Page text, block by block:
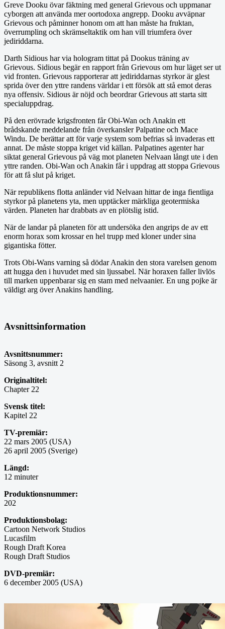
Greve Dooku övar fäktning med general Grievous och uppmanar
cyborgen att använda mer oortodoxa angrepp. Dooku avväpnar
Grievous och påminner honom om att han måste ha fruktan,
överrumpling och skrämseltaktik om han vill triumfera över
jediriddarna.
Darth Sidious har via hologram tittat på Dookus träning av
Grievous. Sidious begär en rapport från Grievous om hur läget ser ut
vid fronten. Grievous rapporterar att jediriddarnas styrkor är glest
sprida över den yttre randens världar i ett försök att stå emot deras
nya offensiv. Sidious är nöjd och beordrar Grievous att starta sitt
specialuppdrag.
På den erövrade krigsfronten får Obi-Wan och Anakin ett
brådskande meddelande från överkansler Palpatine och Mace
Windu. De berättar att för varje system som befrias så invaderas ett
annat. De måste stoppa kriget vid källan. Palpatines agenter har
siktat general Grievous på väg mot planeten Nelvaan långt ute i den
yttre randen. Obi-Wan och Anakin får i uppdrag att stoppa Grievous
för att få slut på kriget.
När republikens flotta anländer vid Nelvaan hittar de inga fientliga
styrkor på planetens yta, men upptäcker märkliga geotermiska
värden. Planeten har drabbats av en plötslig istid.
När de landar på planeten för att undersöka den angrips de av ett
enorm horax som krossar en hel trupp med kloner under sina
gigantiska fötter.
Trots Obi-Wans varning så dödar Anakin den stora varelsen genom
att hugga den i huvudet med sin ljussabel. När horaxen faller livlös
till marken uppenbarar sig en stam med nelvaanier. En ung pojke är
väldigt arg över Anakins handling.
Avsnittsinformation
Avsnittsnummer:
Säsong 3, avsnitt 2
Originaltitel:
Chapter 22
Svensk titel:
Kapitel 22
TV-premiär:
22 mars 2005 (USA)
26 april 2005 (Sverige)
Längd:
12 minuter
Produktionsnummer:
202
Produktionsbolag:
Cartoon Network Studios
Lucasfilm
Rough Draft Korea
Rough Draft Studios
DVD-premiär:
6 december 2005 (USA)